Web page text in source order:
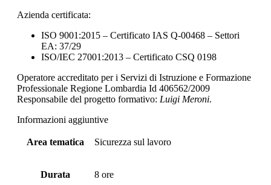
Azienda certificata:
ISO 9001:2015 – Certificato IAS Q-00468 – Settori
EA: 37/29
ISO/IEC 27001:2013 – Certificato CSQ 0198
Operatore accreditato per i Servizi di Istruzione e Formazione
Professionale Regione Lombardia Id 406562/2009
Responsabile del progetto formativo: Luigi Meroni.
Informazioni aggiuntive
Area tematica Sicurezza sul lavoro
Durata 8 ore